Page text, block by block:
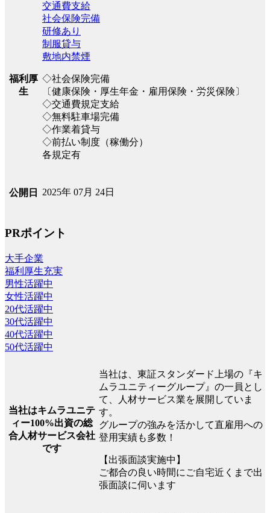
福利厚
生
交通費支給
社会保険完備
研修あり
制服貸与
敷地内禁煙
◇社会保険完備
〔健康保険・厚生年金・雇用保険・労災保険〕
◇交通費規定支給
◇無料駐車場完備
◇作業着貸与
◇前払い制度（稼働分）
各規定有
公開日 2025年 07月 24日
PRポイント
大手企業
福利厚生充実
男性活躍中
女性活躍中
20代活躍中
30代活躍中
40代活躍中
50代活躍中
当社はキムラユニテ
ィー100%出資の総
合人材サービス会社
です
当社は、東証スタンダード上場の『キ
ムラユニティーグループ』の一員とし
て、人材サービス業を展開していま
す。
グループの強みを活かして直雇用への
登用実績も多数！
【出張面談実施中】
ご都合の良い時間にご自宅近くまで出
張面談に伺います